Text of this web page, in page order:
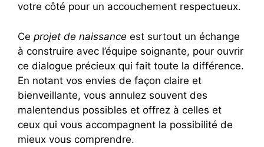
votre côté pour un accouchement respectueux.
Ce projet de naissance est surtout un échange
à construire avec l’équipe soignante, pour ouvrir
ce dialogue précieux qui fait toute la différence.
En notant vos envies de façon claire et
bienveillante, vous annulez souvent des
malentendus possibles et offrez à celles et
ceux qui vous accompagnent la possibilité de
mieux vous comprendre.